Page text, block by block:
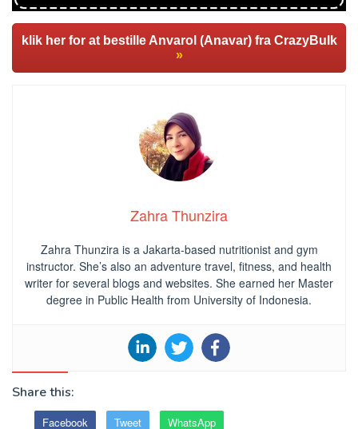
klik her for at bestille Anvarol (Anavar) fra CrazyBulk
»
Zahra Thunzira
Zahra Thunzira is a Jakarta-based nutritionist and gym
instructor. She’s also an adventure travel, fitness, and health
writer for several blogs and websites. She earned her Master
degree in Public Health from University of Indonesia.
Share this:
Facebook Tweet WhatsApp